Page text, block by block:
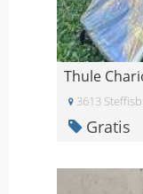
Thule
3613
Gratis